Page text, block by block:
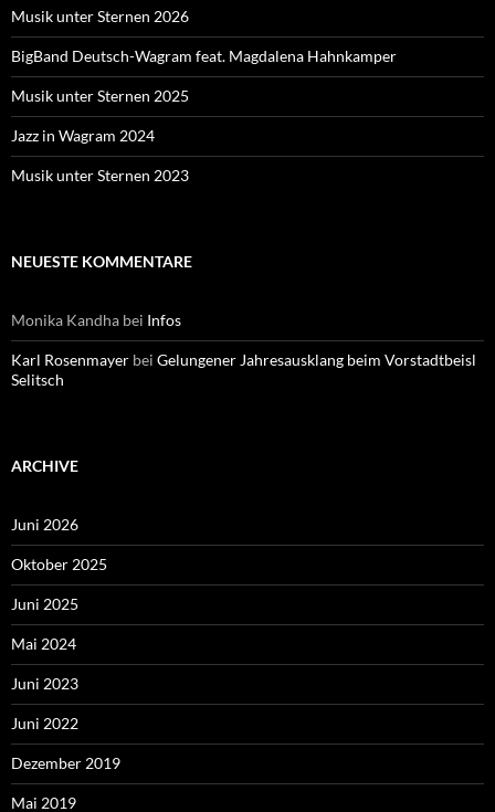
Musik unter Sternen 2026
BigBand Deutsch-Wagram feat. Magdalena Hahnkamper
Musik unter Sternen 2025
Jazz in Wagram 2024
Musik unter Sternen 2023
NEUESTE KOMMENTARE
Monika Kandha bei Infos
Karl Rosenmayer bei Gelungener Jahresausklang beim Vorstadtbeisl
Selitsch
ARCHIVE
Juni 2026
Oktober 2025
Juni 2025
Mai 2024
Juni 2023
Juni 2022
Dezember 2019
Mai 2019